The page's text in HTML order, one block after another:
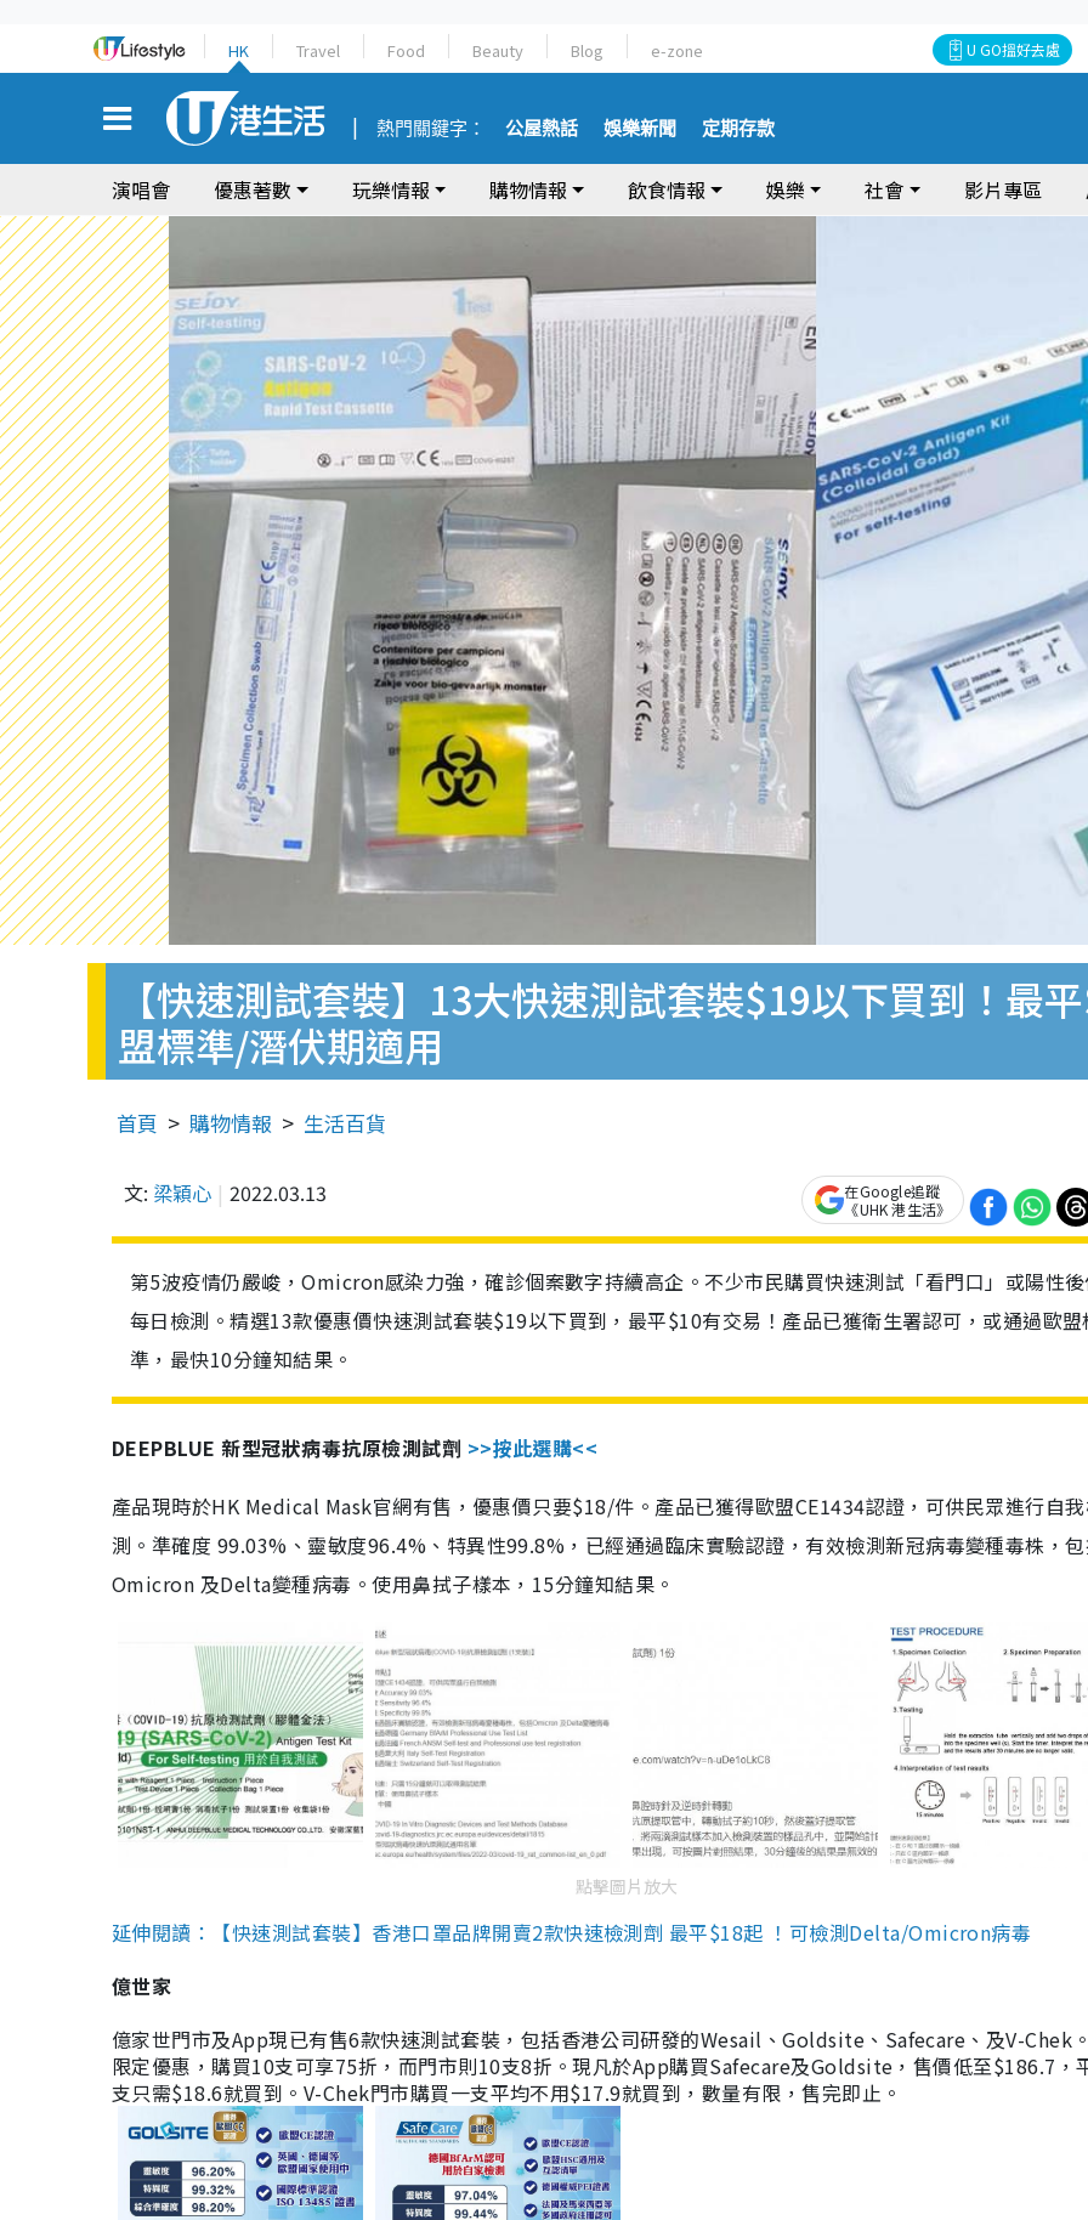
HK Travel Food Beauty Blog e-zone U GO搵好去處
熱門關鍵字： 公屋熱話 娛樂新聞 定期存款
演唱會 優惠著數 玩樂情報 購物情報 飲食情報 娛樂 社會 影片專區
【快速測試套裝】13大快速測試套裝$19以下買到！最
盟標準/潛伏期適用
首頁 購物情報 生活百貨
文: 梁穎心 2022.03.13
在Google追蹤
《UHK 港生活》
第5波疫情仍嚴峻，Omicron感染力強，確診個案數字持續高企。不少市民購買快速測試「看門口」或陽性
每日檢測。精選13款優惠價快速測試套裝$19以下買到，最平$10有交易！產品已獲衛生署認可，或通過歐盟
準，最快10分鐘知結果。
DEEPBLUE 新型冠狀病毒抗原檢測試劑 >>按此選購<<
產品現時於HK Medical Mask官網有售，優惠價只要$18/件。產品已獲得歐盟CE1434認證，可供民眾進行自
測。準確度 99.03%、靈敏度96.4%、特異性99.8%，已經通過臨床實驗認證，有效檢測新冠病毒變種毒株，
Omicron 及Delta變種病毒。使用鼻拭子樣本，15分鐘知結果。
點擊圖片放大
延伸閱讀：【快速測試套裝】香港口罩品牌開賣2款快速檢測劑 最平$18起 ！可檢測Delta/Omicron病毒
億世家
億家世門市及App現已有售6款快速測試套裝，包括香港公司研發的Wesail、Goldsite、Safecare、及V-Chek
限定優惠，購買10支可享75折，而門市則10支8折。現凡於App購買Safecare及Goldsite，售價低至$186.7，
支只需$18.6就買到。V-Chek門市購買一支平均不用$17.9就買到，數量有限，售完即止。